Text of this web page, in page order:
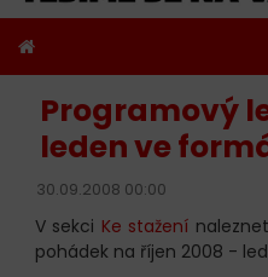
Programový
leden ve
30.09.2008 00:00
V sekci Ke stažení
pohádek na říjen 2008 -